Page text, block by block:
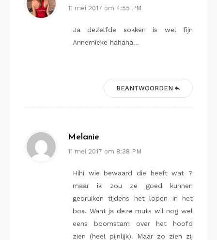
11 mei 2017 om 4:55 PM
Ja dezelfde sokken is wel fijn
Annemieke hahaha…
BEANTWOORDEN
Melanie
11 mei 2017 om 8:38 PM
Hihi wie bewaard die heeft wat ?
maar ik zou ze goed kunnen
gebruiken tijdens het lopen in het
bos. Want ja deze muts wil nog wel
eens boomstam over het hoofd
zien (heel pijnlijk). Maar zo zien zij